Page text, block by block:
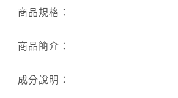
商品規格：
商品簡介：
成分說明：